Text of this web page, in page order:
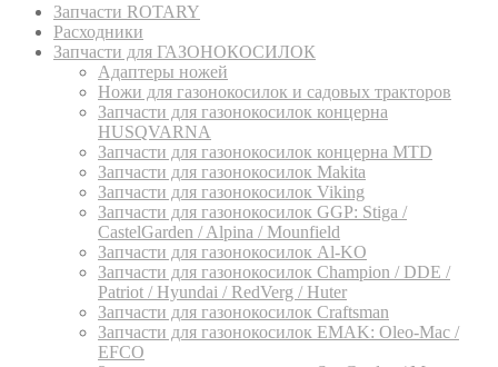
Запчасти ROTARY
Расходники
Запчасти для ГАЗОНОКОСИЛОК
Адаптеры ножей
Ножи для газонокосилок и садовых тракторов
Запчасти для газонокосилок концерна
HUSQVARNA
Запчасти для газонокосилок концерна MTD
Запчасти для газонокосилок Makita
Запчасти для газонокосилок Viking
Запчасти для газонокосилок GGP: Stiga /
CastelGarden / Alpina / Mounfield
Запчасти для газонокосилок Al-KO
Запчасти для газонокосилок Champion / DDE /
Patriot / Hyundai / RedVerg / Huter
Запчасти для газонокосилок Craftsman
Запчасти для газонокосилок EMAK: Oleo-Mac /
EFCO